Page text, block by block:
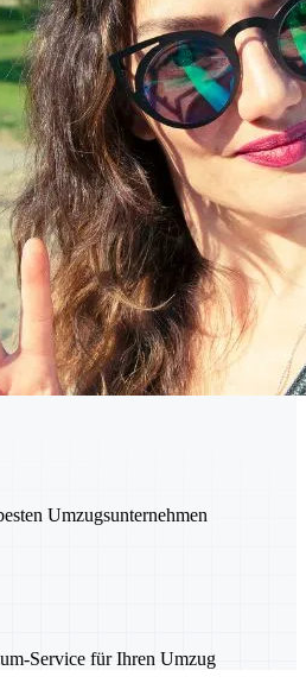
Umzugsunternehmen
Service für Ihren Umzug